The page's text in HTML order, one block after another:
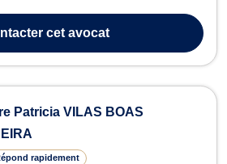
Justice civile et pénale et un certificat
cet avocat
Patricia VILAS BOAS
rapidement